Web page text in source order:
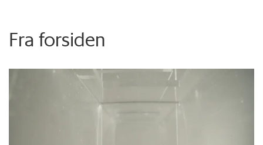
Fra forsiden